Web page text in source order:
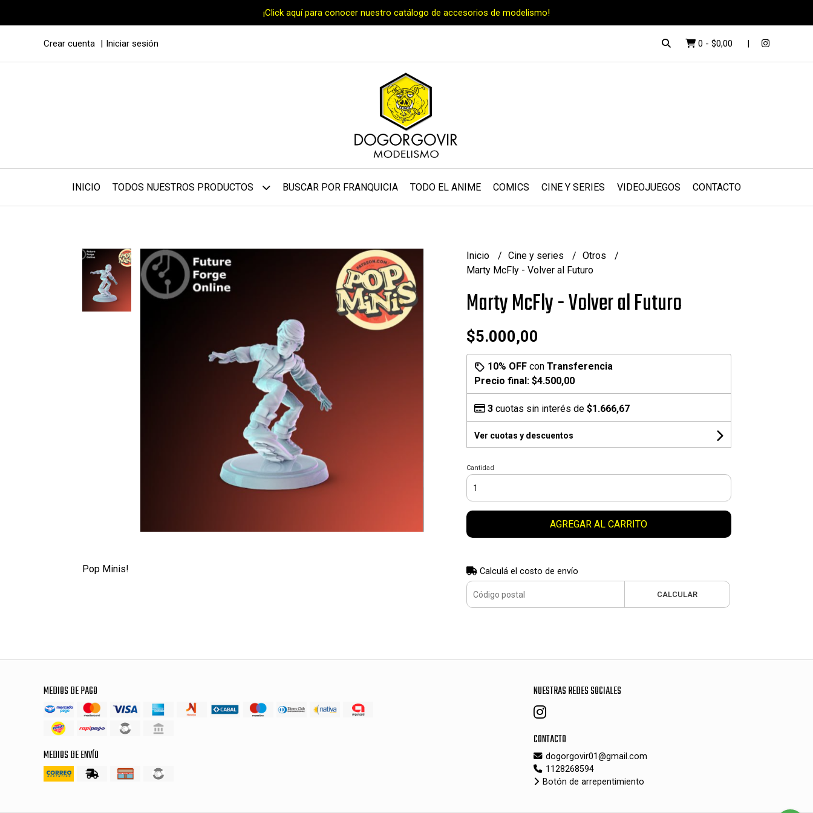
¡Click aquí para conocer nuestro catálogo de accesorios de modelismo!
Crear cuenta Iniciar sesión 0 - $0,00
INICIO TODOS NUESTROS PRODUCTOS BUSCAR POR FRANQUICIA TODO EL ANIME COMICS CINE Y SERIES VIDEOJUEGOS CONTACTO
Pop Minis!
Inicio Cine y series
Otros
Marty McFly - Volver al Futuro
Marty McFly - Volver al Futuro
$5.000,00
10% OFFcon Transferencia
Precio final: $4.500,00
3cuotas sin interés de $1.666,67
Ver cuotas y descuentos
Cantidad
AGREGAR AL CARRITO
Calculá el costo de envío
CALCULAR
MEDIOS DE PAGO
MEDIOS DE ENVÍO
NUESTRAS REDES SOCIALES
CONTACTO
dogorgovir01@gmail.com
1128268594
Botón de arrepentimiento